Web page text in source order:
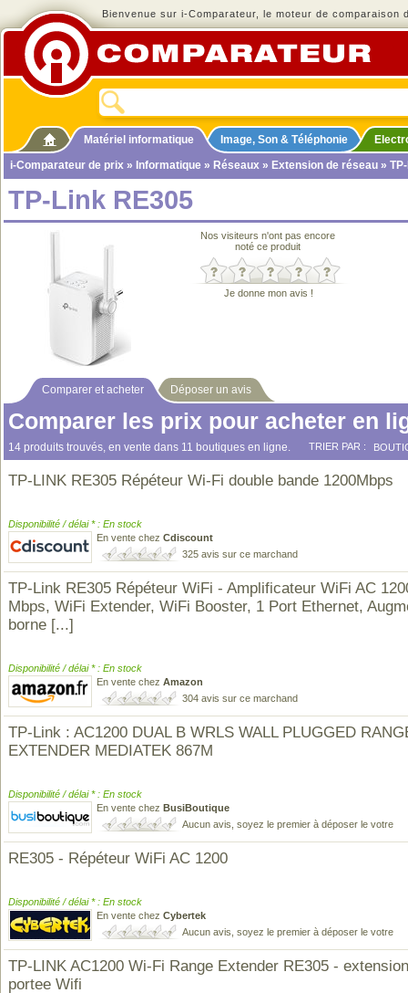
Bienvenue sur i-Comparateur, le moteur de comparaison
Matériel informatique Image, Son & Téléphonie
i-Comparateur de prix » Informatique » Réseaux » Extension de réseau »
TP-Link RE305
Nos visiteurs n'ont pas encore
noté ce produit
Je donne mon avis !
Comparer et acheter Déposer un avis
Comparer les prix pour acheter en
14 produits trouvés, en vente dans 11 boutiques en ligne. TRIER PAR :
TP-LINK RE305 Répéteur Wi-Fi double bande 1200Mbps
Disponibilité / délai * : En stock
En vente chez Cdiscount
325 avis sur ce marchand
TP-Link RE305 Répéteur WiFi - Amplificateur WiFi AC
Mbps, WiFi Extender, WiFi Booster, 1 Port Ethernet,
borne [...]
Disponibilité / délai * : En stock
En vente chez Amazon
304 avis sur ce marchand
TP-Link : AC1200 DUAL B WRLS WALL PLUGGED
EXTENDER MEDIATEK 867M
Disponibilité / délai * : En stock
En vente chez BusiBoutique
Aucun avis, soyez le premier à déposer le votre
RE305 - Répéteur WiFi AC 1200
Disponibilité / délai * : En stock
En vente chez Cybertek
Aucun avis, soyez le premier à déposer le votre
TP-LINK AC1200 Wi-Fi Range Extender RE305 -
portee Wifi